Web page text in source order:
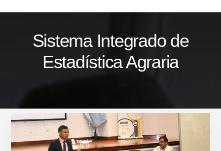
Sistema Integrado de
Estadística Agraria